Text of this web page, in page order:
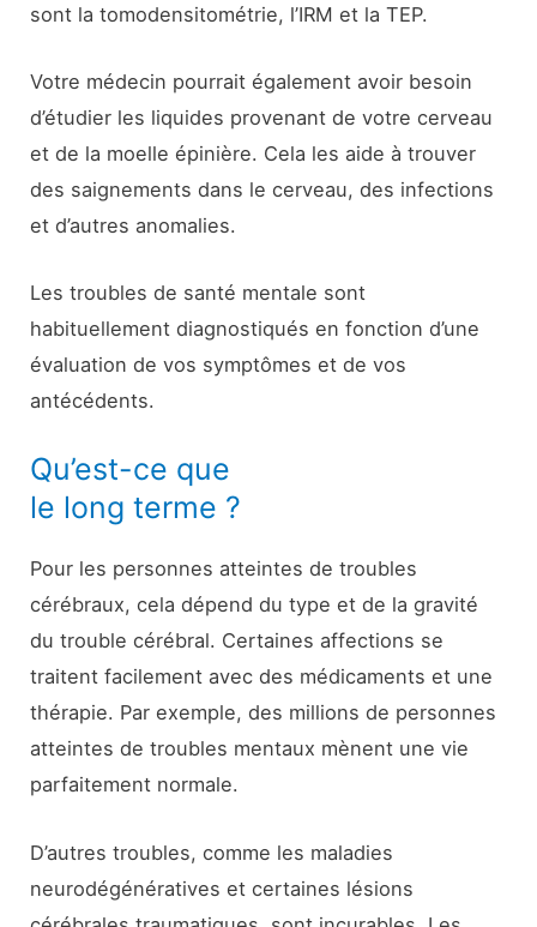
sont la tomodensitométrie, l’IRM et la TEP.
Votre médecin pourrait également avoir besoin
d’étudier les liquides provenant de votre cerveau
et de la moelle épinière. Cela les aide à trouver
des saignements dans le cerveau, des infections
et d’autres anomalies.
Les troubles de santé mentale sont
habituellement diagnostiqués en fonction d’une
évaluation de vos symptômes et de vos
antécédents.
Qu’est-ce que
le long terme ?
Pour les personnes atteintes de troubles
cérébraux, cela dépend du type et de la gravité
du trouble cérébral. Certaines affections se
traitent facilement avec des médicaments et une
thérapie. Par exemple, des millions de personnes
atteintes de troubles mentaux mènent une vie
parfaitement normale.
D’autres troubles, comme les maladies
neurodégénératives et certaines lésions